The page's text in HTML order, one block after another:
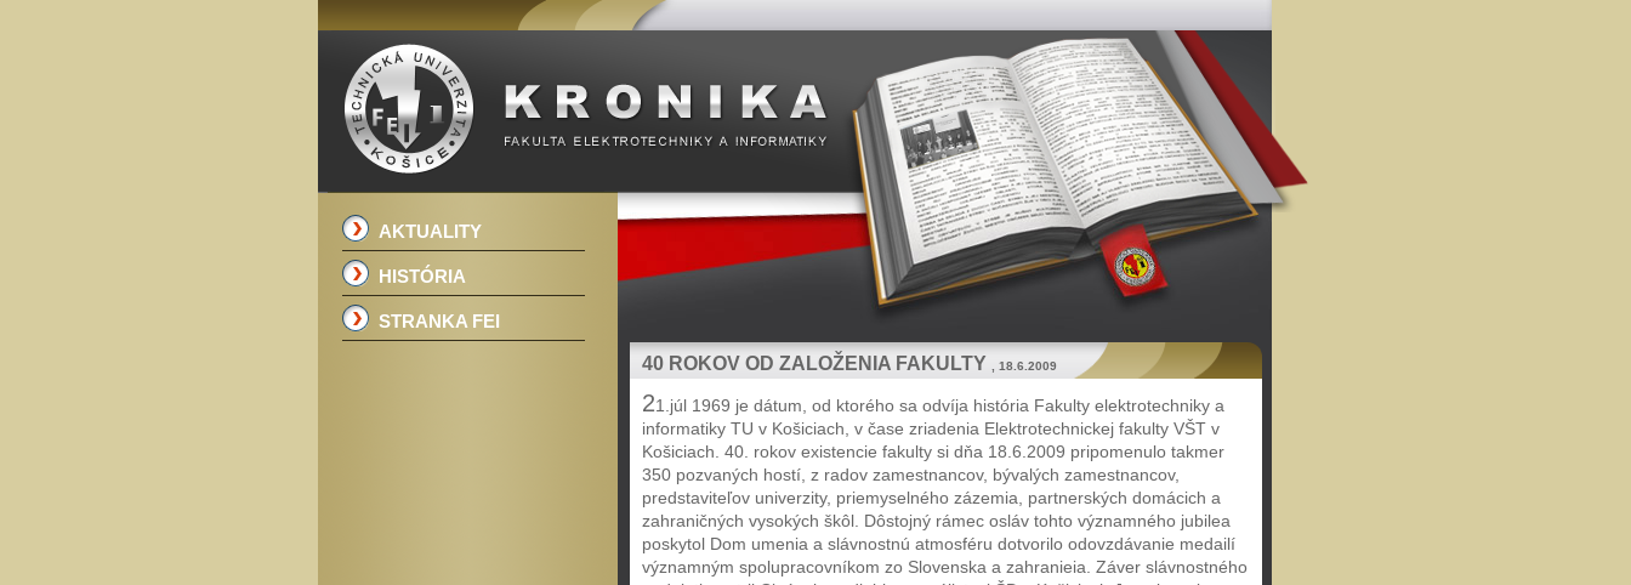
AKTUALITY
HISTÓRIA
STRANKA FEI
40 ROKOV OD ZALOŽENIA FAKULTY , 18.6.2009
21.júl 1969 je dátum, od ktorého sa odvíja história Fakulty elektrotechniky a
informatiky TU v Košiciach, v čase zriadenia Elektrotechnickej fakulty VŠT v
Košiciach. 40. rokov existencie fakulty si dňa 18.6.2009 pripomenulo takmer
350 pozvaných hostí, z radov zamestnancov, bývalých zamestnancov,
predstaviteľov univerzity, priemyselného zázemia, partnerských domácich a
zahraničných vysokých škôl. Dôstojný rámec osláv tohto významného jubilea
poskytol Dom umenia a slávnostnú atmosféru dotvorilo odovzdávanie medailí
významným spolupracovníkom zo Slovenska a zahranieia. Záver slávnostného